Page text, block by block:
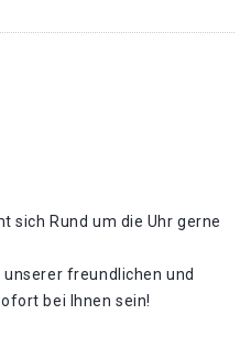
sich Rund um die Uhr gerne
freundlichen und
bei Ihnen sein!